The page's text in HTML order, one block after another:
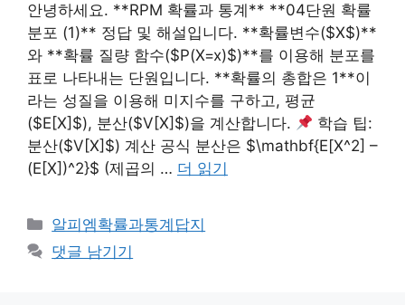
안녕하세요. **RPM 확률과 통계** **04단원 확률
분포 (1)** 정답 및 해설입니다. **확률변수($X$)**
와 **확률 질량 함수($P(X=x)$)**를 이용해 분포를
표로 나타내는 단원입니다. **확률의 총합은 1**이
라는 성질을 이용해 미지수를 구하고, 평균
($E[X]$), 분산($V[X]$)을 계산합니다.
학습 팁:
분산($V[X]$) 계산 공식 분산은 $\mathbf{E[X^2] –
(E[X])^2}$ (제곱의 … 더 읽기
카
테
알피엠확률과통계답지
댓글 남기기